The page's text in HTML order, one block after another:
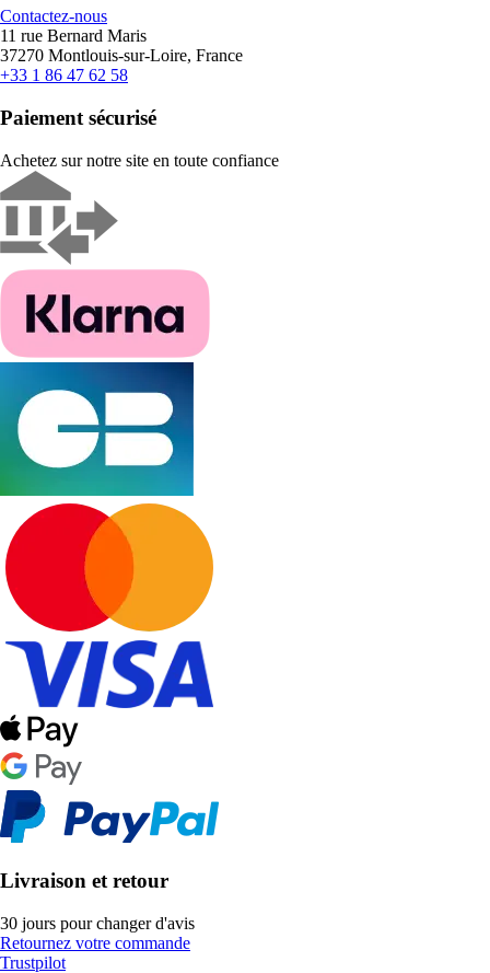
Contactez-nous
11 rue Bernard Maris
37270 Montlouis-sur-Loire, France
+33 1 86 47 62 58
Paiement sécurisé
Achetez sur notre site en toute confiance
Livraison et retour
30 jours pour changer d'avis
Retournez votre commande
Trustpilot